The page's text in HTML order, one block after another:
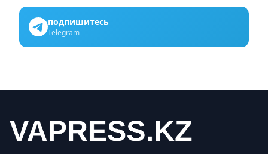
подпишитесь
Telegram